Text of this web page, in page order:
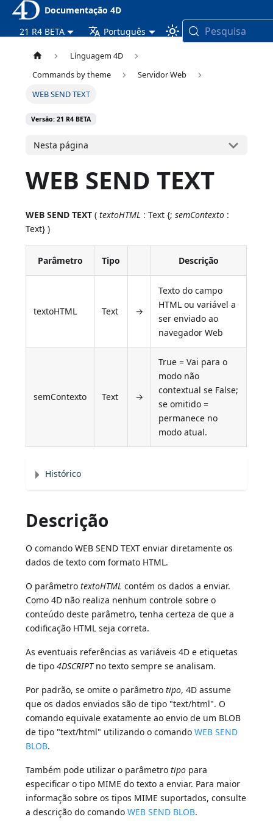
Documentação 4D
21 R4 BETA
Português Pesquisa
Línguagem 4D
Commands by theme
Servidor Web
WEB SEND TEXT
Versão: 21 R4 BETA
Nesta página
WEB SEND TEXT
WEB SEND TEXT (textoHTML : Text {;semContexto :
Text} )
Parâmetro Tipo Descrição
textoHTML Text →
Texto do campo
HTML ou variável a
ser enviado ao
navegador Web
semContexto Text →
True = Vai para o
modo não
contextual se False;
se omitido =
permanece no
modo atual.
Histórico
Descrição
O comando WEB SEND TEXT enviar diretamente os
dados de texto com formato HTML.
O parâmetrotextoHTML contém os dados a enviar.
Como 4D não realiza nenhum controle sobre o
conteúdo deste parâmetro, tenha certeza de que a
codificação HTML seja correta.
As eventuais referências as variáveis 4D e etiquetas
de tipo4DSCRIPTno texto sempre se analisam.
Por padrão, se omite o parâmetrotipo, 4D assume
que os dados enviados são de tipo "text/html". O
comando equivale exatamente ao envio de um BLOB
de tipo "text/html" utilizando o comandoWEB SEND
BLOB.
Também pode utilizar o parâmetrotipo para
especificar o tipo MIME do texto a enviar. Para maior
informação sobre os tipos MIME suportados, consulte
a descrição do comandoWEB SEND BLOB.